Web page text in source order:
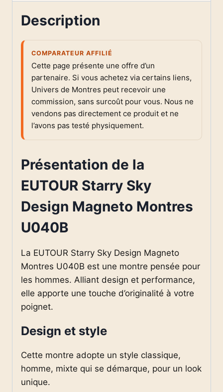
Description
COMPARATEUR AFFILIÉ
Cette page présente une offre d’un
partenaire. Si vous achetez via certains liens,
Univers de Montres peut recevoir une
commission, sans surcoût pour vous. Nous ne
vendons pas directement ce produit et ne
l’avons pas testé physiquement.
Présentation de la
EUTOUR Starry Sky
Design Magneto Montres
U040B
La EUTOUR Starry Sky Design Magneto
Montres U040B est une montre pensée pour
les hommes. Alliant design et performance,
elle apporte une touche d’originalité à votre
poignet.
Design et style
Cette montre adopte un style classique,
homme, mixte qui se démarque, pour un look
unique.